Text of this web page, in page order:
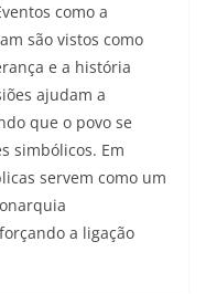
como a
são vistos como
e a história
ajudam a
que o povo se
simbólicos. Em
servem como um
a ligação